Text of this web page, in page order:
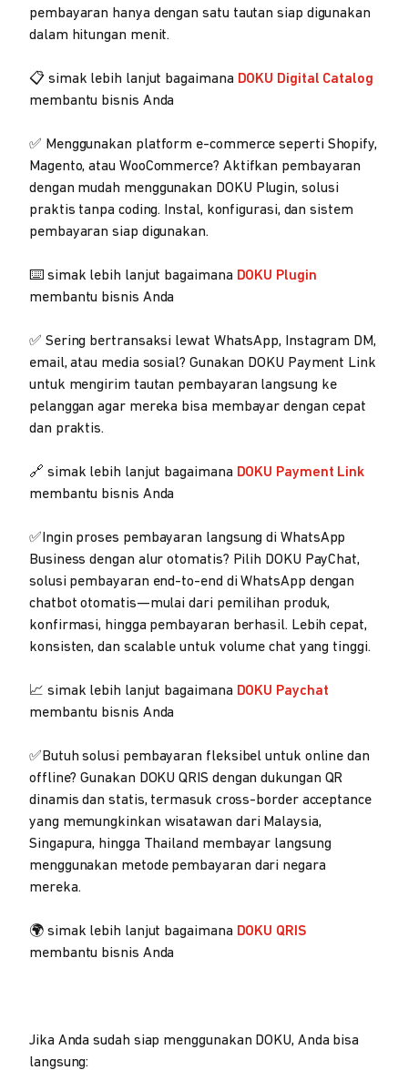
pembayaran hanya dengan satu tautan siap digunakan
dalam hitungan menit.
📋 simak lebih lanjut bagaimana DOKU Digital Catalog
membantu bisnis Anda
✅ Menggunakan platform e-commerce seperti Shopify,
Magento, atau WooCommerce? Aktifkan pembayaran
dengan mudah menggunakan DOKU Plugin, solusi
praktis tanpa coding. Instal, konfigurasi, dan sistem
pembayaran siap digunakan.
⌨️ simak lebih lanjut bagaimana DOKU Plugin
membantu bisnis Anda
✅ Sering bertransaksi lewat WhatsApp, Instagram DM,
email, atau media sosial? Gunakan DOKU Payment Link
untuk mengirim tautan pembayaran langsung ke
pelanggan agar mereka bisa membayar dengan cepat
dan praktis.
🔗 simak lebih lanjut bagaimana DOKU Payment Link
membantu bisnis Anda
✅Ingin proses pembayaran langsung di WhatsApp
Business dengan alur otomatis? Pilih DOKU PayChat,
solusi pembayaran end-to-end di WhatsApp dengan
chatbot otomatis—mulai dari pemilihan produk,
konfirmasi, hingga pembayaran berhasil. Lebih cepat,
konsisten, dan scalable untuk volume chat yang tinggi.
📈 simak lebih lanjut bagaimana DOKU Paychat
membantu bisnis Anda
✅Butuh solusi pembayaran fleksibel untuk online dan
offline? Gunakan DOKU QRIS dengan dukungan QR
dinamis dan statis, termasuk cross-border acceptance
yang memungkinkan wisatawan dari Malaysia,
Singapura, hingga Thailand membayar langsung
menggunakan metode pembayaran dari negara
mereka.
🌍 simak lebih lanjut bagaimana DOKU QRIS
membantu bisnis Anda
Jika Anda sudah siap menggunakan DOKU, Anda bisa
langsung: